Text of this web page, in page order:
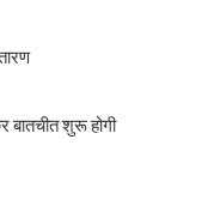
शुरू होगी